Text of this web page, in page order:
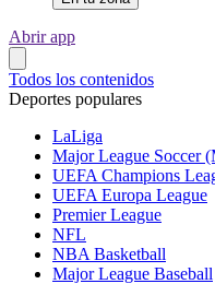
Abrir app
Todos los contenidos
Deportes populares
LaLiga
Major League Soccer
UEFA Champions
UEFA Europa League
Premier League
NFL
NBA Basketball
Major League Baseball